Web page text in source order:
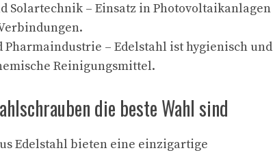
Solartechnik – Einsatz in Photovoltaikanlagen
– Edelstahl ist hygienisch und
Reinigungsmittel.
die beste Wahl sind
Edelstahl bieten eine einzigartige